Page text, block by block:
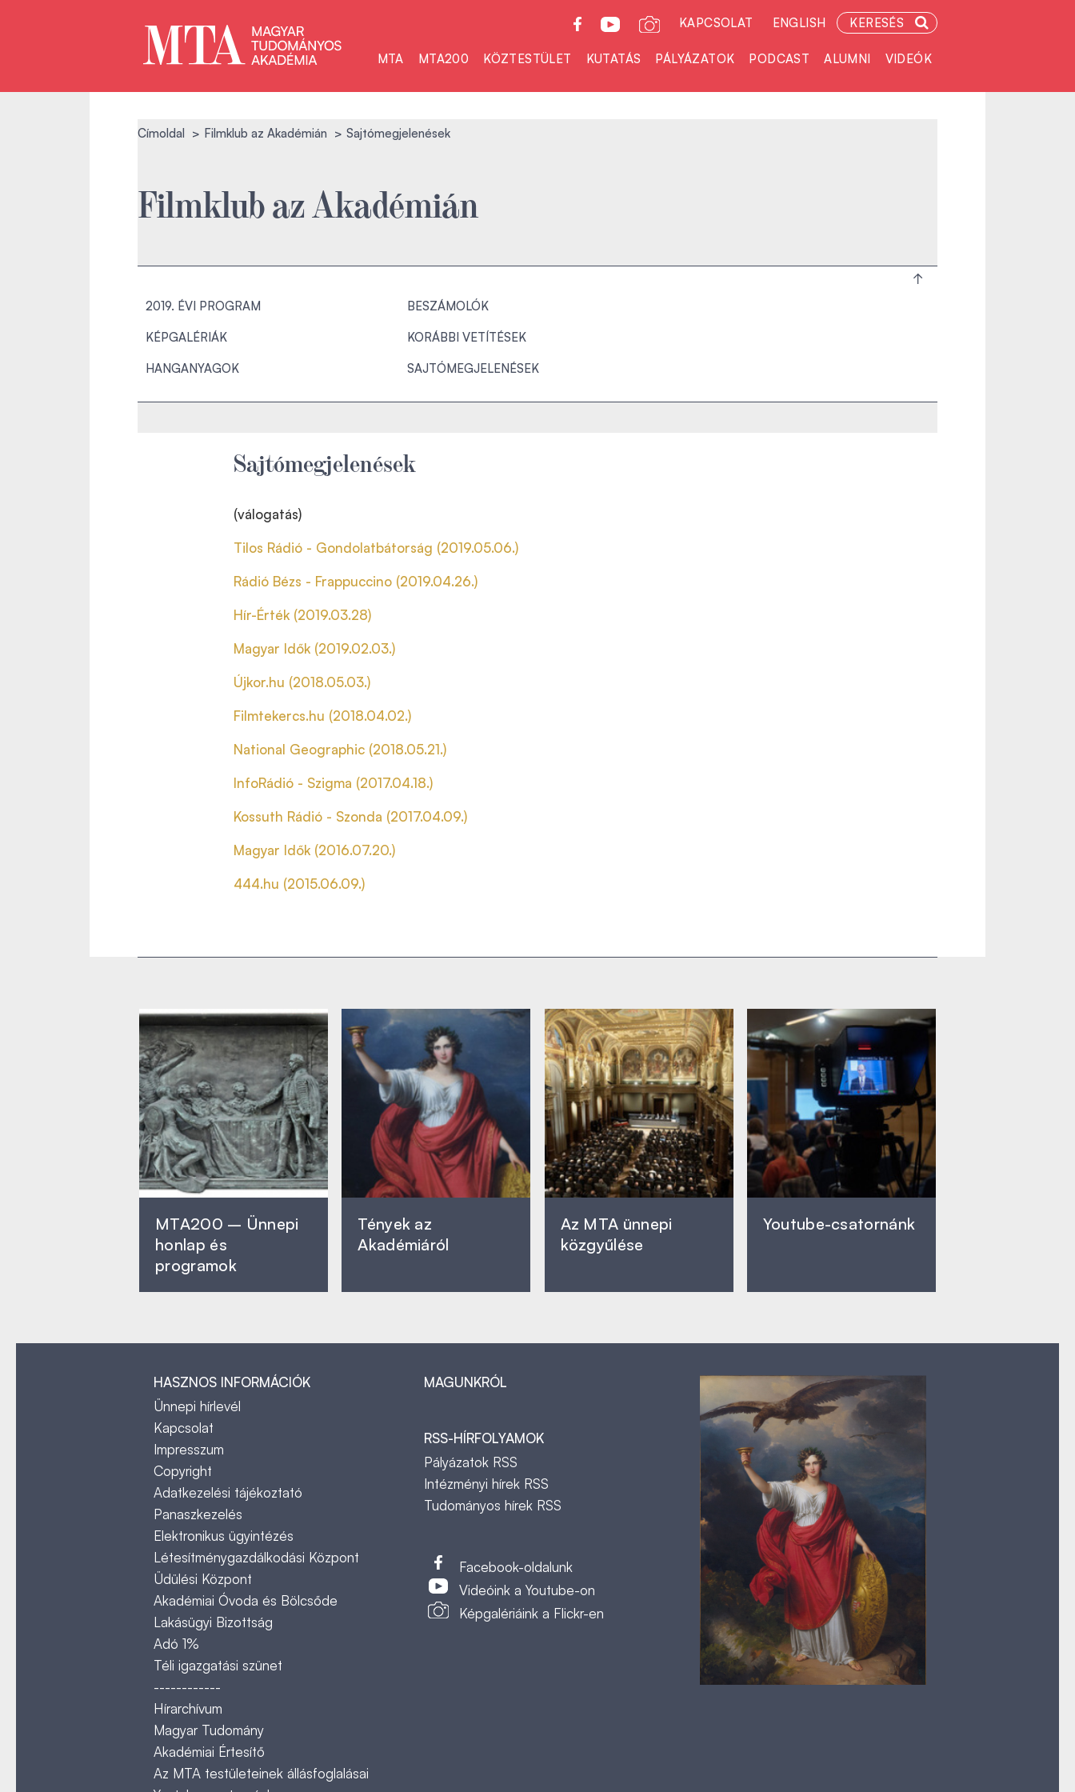
KAPCSOLAT ENGLISH KERESÉS
MTA MTA200 KÖZTESTÜLET KUTATÁS PÁLYÁZATOK PODCAST ALUMNI VIDEÓK
Címoldal Filmklub az Akadémián Sajtómegjelenések
Filmklub az Akadémián
2019. ÉVI PROGRAM
KÉPGALÉRIÁK
HANGANYAGOK
BESZÁMOLÓK
KORÁBBI VETÍTÉSEK
SAJTÓMEGJELENÉSEK
Sajtómegjelenések
(válogatás)
Tilos Rádió - Gondolatbátorság (2019.05.06.)
Rádió Bézs - Frappuccino (2019.04.26.)
Hír-Érték (2019.03.28)
Magyar Idők (2019.02.03.)
Újkor.hu (2018.05.03.)
Filmtekercs.hu (2018.04.02.)
National Geographic (2018.05.21.)
InfoRádió - Szigma (2017.04.18.)
Kossuth Rádió - Szonda (2017.04.09.)
Magyar Idők (2016.07.20.)
444.hu (2015.06.09.)
MTA200 – Ünnepi
honlap és
programok
Tények az
Akadémiáról
Az MTA ünnepi
közgyűlése
Youtube-csatornánk
HASZNOS INFORMÁCIÓK
Ünnepi hírlevél
Kapcsolat
Impresszum
Copyright
Adatkezelési tájékoztató
Panaszkezelés
Elektronikus ügyintézés
Létesítménygazdálkodási Központ
Üdülési Központ
Akadémiai Óvoda és Bölcsőde
Lakásügyi Bizottság
Adó 1%
Téli igazgatási szünet
------------
Hírarchívum
Magyar Tudomány
Akadémiai Értesítő
Az MTA testületeinek állásfoglalásai
MAGUNKRÓL
RSS-HÍRFOLYAMOK
Pályázatok RSS
Intézményi hírek RSS
Tudományos hírek RSS
Facebook-oldalunk
Videóink a Youtube-on
Képgalériáink a Flickr-en